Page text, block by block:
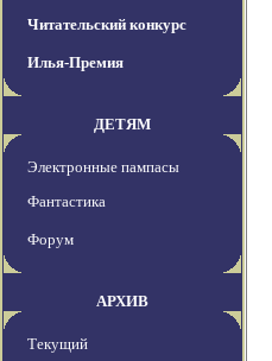
Читательский конкурс
Илья-Премия
ДЕТЯМ
Электронные пампасы
Фантастика
Форум
АРХИВ
Текущий